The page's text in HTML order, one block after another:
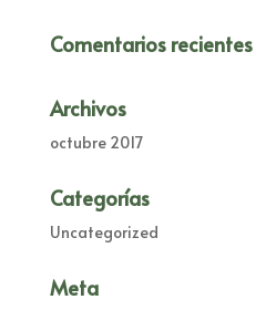
Comentarios recientes
Archivos
octubre 2017
Categorías
Uncategorized
Meta